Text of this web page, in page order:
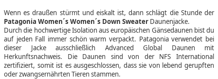
Wenn es draußen stürmt und eiskalt ist, dann schlägt die Stunde der
Patagonia Women´s Women´s Down Sweater Daunenjacke.
Durch die hochwertige Isolation aus europäischen Gänsedaunen bist du
auf jeden Fall immer schön warm verpackt. Patagonia verwendet bei
dieser Jacke ausschließlich Advanced Global Daunen mit
Herkunftsnachweis. Die Daunen sind von der NFS International
zertifiziert, somit ist es ausgeschlossen, dass sie von lebend gerupften
oder zwangsernährten Tieren stammen.